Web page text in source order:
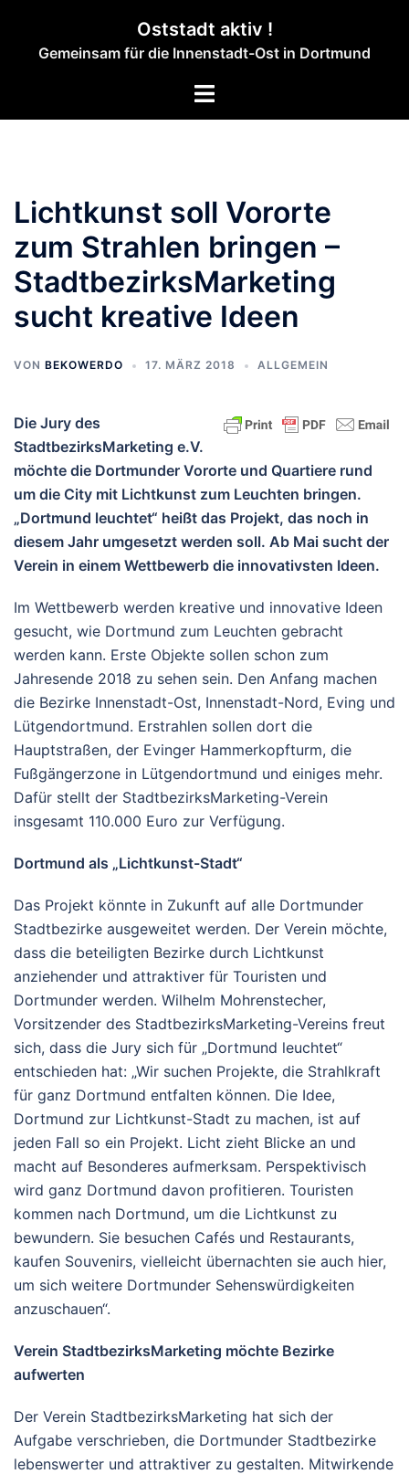
springen
Oststadt aktiv !
Gemeinsam für die Innenstadt-Ost in Dortmund
Menü
Lichtkunst soll Vororte
zum Strahlen bringen –
StadtbezirksMarketing
sucht kreative Ideen
VON BEKOWERDO 17. MÄRZ 2018 ALLGEMEIN
Die Jury des
StadtbezirksMarketing e.V.
möchte die Dortmunder Vororte und Quartiere rund
um die City mit Lichtkunst zum Leuchten bringen.
„Dortmund leuchtet“ heißt das Projekt, das noch in
diesem Jahr umgesetzt werden soll. Ab Mai sucht der
Verein in einem Wettbewerb die innovativsten Ideen.
Im Wettbewerb werden kreative und innovative Ideen
gesucht, wie Dortmund zum Leuchten gebracht
werden kann. Erste Objekte sollen schon zum
Jahresende 2018 zu sehen sein. Den Anfang machen
die Bezirke Innenstadt-Ost, Innenstadt-Nord, Eving und
Lütgendortmund. Erstrahlen sollen dort die
Hauptstraßen, der Evinger Hammerkopfturm, die
Fußgängerzone in Lütgendortmund und einiges mehr.
Dafür stellt der StadtbezirksMarketing-Verein
insgesamt 110.000 Euro zur Verfügung.
Dortmund als „Lichtkunst-Stadt“
Das Projekt könnte in Zukunft auf alle Dortmunder
Stadtbezirke ausgeweitet werden. Der Verein möchte,
dass die beteiligten Bezirke durch Lichtkunst
anziehender und attraktiver für Touristen und
Dortmunder werden. Wilhelm Mohrenstecher,
Vorsitzender des StadtbezirksMarketing-Vereins freut
sich, dass die Jury sich für „Dortmund leuchtet“
entschieden hat: „Wir suchen Projekte, die Strahlkraft
für ganz Dortmund entfalten können. Die Idee,
Dortmund zur Lichtkunst-Stadt zu machen, ist auf
jeden Fall so ein Projekt. Licht zieht Blicke an und
macht auf Besonderes aufmerksam. Perspektivisch
wird ganz Dortmund davon profitieren. Touristen
kommen nach Dortmund, um die Lichtkunst zu
bewundern. Sie besuchen Cafés und Restaurants,
kaufen Souvenirs, vielleicht übernachten sie auch hier,
um sich weitere Dortmunder Sehenswürdigkeiten
anzuschauen“.
Verein StadtbezirksMarketing möchte Bezirke
aufwerten
Der Verein StadtbezirksMarketing hat sich der
Aufgabe verschrieben, die Dortmunder Stadtbezirke
lebenswerter und attraktiver zu gestalten. Mitwirkende